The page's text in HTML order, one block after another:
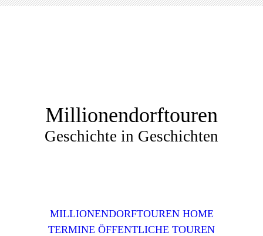
Millionendorftouren
Geschichte in Geschichten
MILLIONENDORFTOUREN HOME
TERMINE ÖFFENTLICHE TOUREN